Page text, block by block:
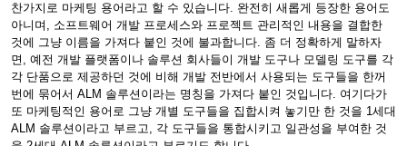
찬가지로 마케팅 용어라고 할 수 있습니다. 완전히 새롭게 등장한 용어도
아니며, 소프트웨어 개발 프로세스와 프로젝트 관리적인 내용을 결합한
것에 그냥 이름을 가져다 붙인 것에 불과합니다. 좀 더 정확하게 말하자
면, 예전 개발 플랫폼이나 솔루션 회사들이 개발 도구나 모델링 도구를 각
각 단품으로 제공하던 것에 비해 개발 전반에서 사용되는 도구들을 한꺼
번에 묶어서 ALM 솔루션이라는 명칭을 가져다 붙인 것입니다. 여기다가
또 마케팅적인 용어로 그냥 개별 도구들을 집합시켜 놓기만 한 것을 1세대
ALM 솔루션이라고 부르고, 각 도구들을 통합시키고 일관성을 부여한 것